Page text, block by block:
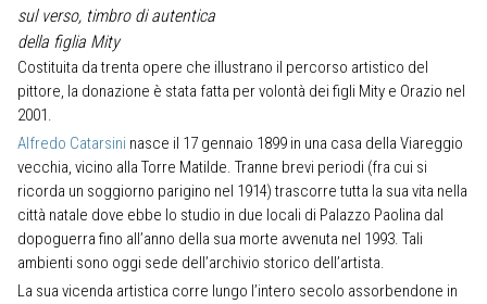
sul verso, timbro di autentica
della figlia Mity
Costituita da trenta opere che illustrano il percorso artistico del
pittore, la donazione è stata fatta per volontà dei figli Mity e Orazio nel
2001.
Alfredo Catarsini nasce il 17 gennaio 1899 in una casa della Viareggio
vecchia, vicino alla Torre Matilde. Tranne brevi periodi (fra cui si
ricorda un soggiorno parigino nel 1914) trascorre tutta la sua vita nella
città natale dove ebbe lo studio in due locali di Palazzo Paolina dal
dopoguerra fino all’anno della sua morte avvenuta nel 1993. Tali
ambienti sono oggi sede dell’archivio storico dell’artista.
La sua vicenda artistica corre lungo l’intero secolo assorbendone in